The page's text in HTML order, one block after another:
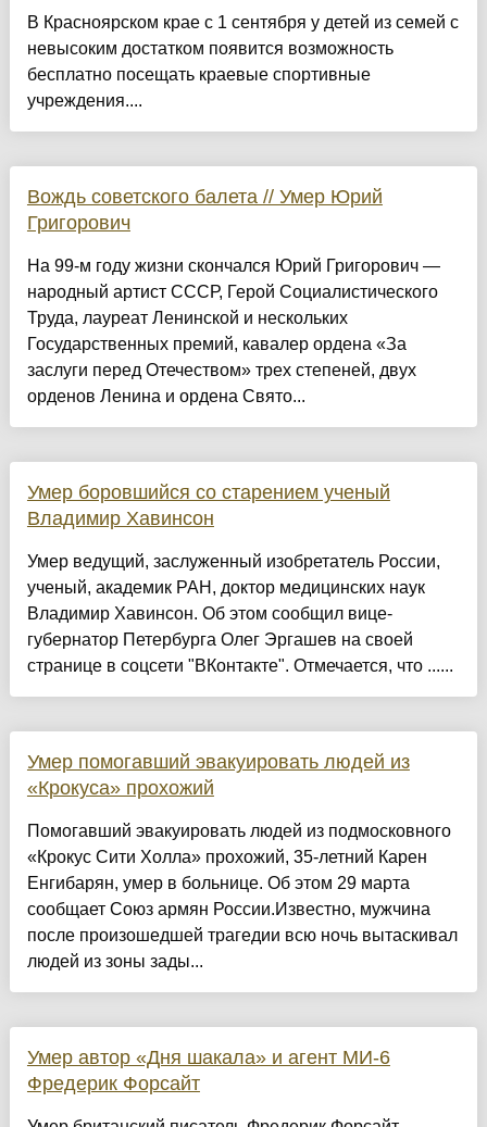
В Красноярском крае с 1 сентября у детей из семей с
невысоким достатком появится возможность
бесплатно посещать краевые спортивные
учреждения....
Вождь советского балета // Умер Юрий
Григорович
На 99-м году жизни скончался Юрий Григорович —
народный артист СССР, Герой Социалистического
Труда, лауреат Ленинской и нескольких
Государственных премий, кавалер ордена «За
заслуги перед Отечеством» трех степеней, двух
орденов Ленина и ордена Свято...
Умер боровшийся со старением ученый
Владимир Хавинсон
Умер ведущий, заслуженный изобретатель России,
ученый, академик РАН, доктор медицинских наук
Владимир Хавинсон. Об этом сообщил вице-
губернатор Петербурга Олег Эргашев на своей
странице в соцсети "ВКонтакте". Отмечается, что ......
Умер помогавший эвакуировать людей из
«Крокуса» прохожий
Помогавший эвакуировать людей из подмосковного
«Крокус Сити Холла» прохожий, 35-летний Карен
Енгибарян, умер в больнице. Об этом 29 марта
сообщает Союз армян России.Известно, мужчина
после произошедшей трагедии всю ночь вытаскивал
людей из зоны зады...
Умер автор «Дня шакала» и агент МИ-6
Фредерик Форсайт